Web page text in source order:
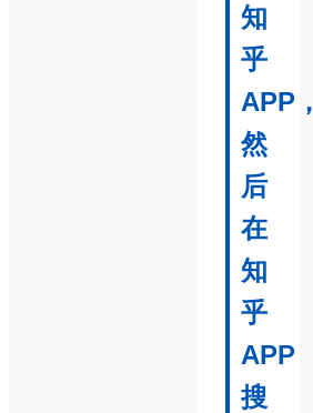
知
乎
APP，
然
后
在
知
乎
APP
搜